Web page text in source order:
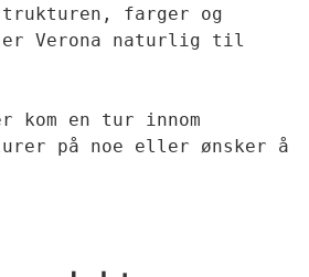
farger og
Verona naturlig til
kom en tur innom
på noe eller ønsker å